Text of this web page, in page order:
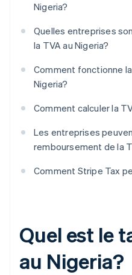
Nigeria?
Quelles entreprises
la TVA au Nigeria?
Comment fonctionne
Nigeria?
Comment calculer la
Les entreprises
remboursement de la
Comment Stripe Tax
Quel est le
au Nigeria?